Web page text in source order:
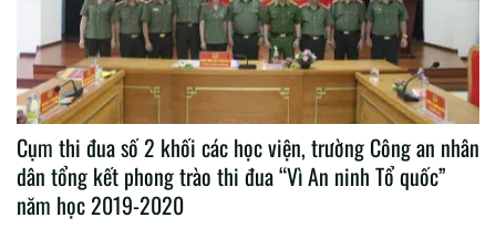
Cụm thi đua số 2 khối các học viện, trường Công an nhân
dân tổng kết phong trào thi đua “Vì An ninh Tổ quốc”
năm học 2019-2020